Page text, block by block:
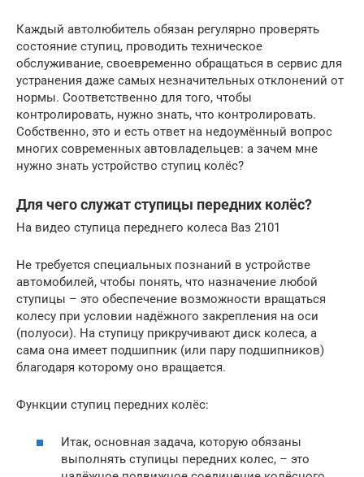
Каждый автолюбитель обязан регулярно проверять
состояние ступиц, проводить техническое
обслуживание, своевременно обращаться в сервис для
устранения даже самых незначительных отклонений от
нормы. Соответственно для того, чтобы
контролировать, нужно знать, что контролировать.
Собственно, это и есть ответ на недоумённый вопрос
многих современных автовладельцев: а зачем мне
нужно знать устройство ступиц колёс?
Для чего служат ступицы передних колёс?
На видео ступица переднего колеса Ваз 2101
Не требуется специальных познаний в устройстве
автомобилей, чтобы понять, что назначение любой
ступицы – это обеспечение возможности вращаться
колесу при условии надёжного закрепления на оси
(полуоси). На ступицу прикручивают диск колеса, а
сама она имеет подшипник (или пару подшипников)
благодаря которому оно вращается.
Функции ступиц передних колёс:
Итак, основная задача, которую обязаны
выполнять ступицы передних колес, – это